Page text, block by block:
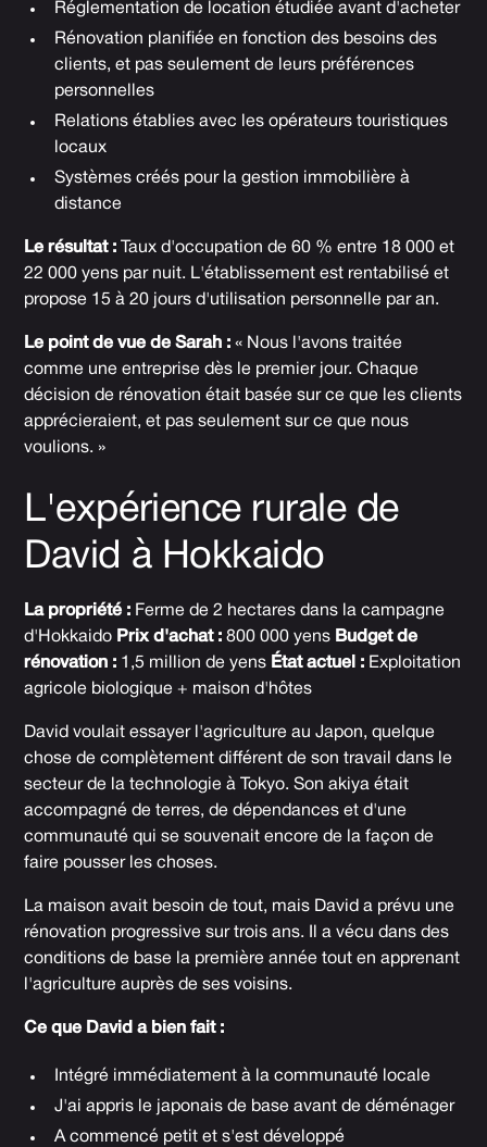
Réglementation de location étudiée avant d'acheter
Rénovation planifiée en fonction des besoins des
clients, et pas seulement de leurs préférences
personnelles
Relations établies avec les opérateurs touristiques
locaux
Systèmes créés pour la gestion immobilière à
distance
Le résultat : Taux d'occupation de 60 % entre 18 000 et
22 000 yens par nuit. L'établissement est rentabilisé et
propose 15 à 20 jours d'utilisation personnelle par an.
Le point de vue de Sarah : « Nous l'avons traitée
comme une entreprise dès le premier jour. Chaque
décision de rénovation était basée sur ce que les clients
apprécieraient, et pas seulement sur ce que nous
voulions. »
L'expérience rurale de
David à Hokkaido
La propriété : Ferme de 2 hectares dans la campagne
d'Hokkaido Prix d'achat : 800 000 yens Budget de
rénovation : 1,5 million de yens État actuel : Exploitation
agricole biologique + maison d'hôtes
David voulait essayer l'agriculture au Japon, quelque
chose de complètement différent de son travail dans le
secteur de la technologie à Tokyo. Son akiya était
accompagné de terres, de dépendances et d'une
communauté qui se souvenait encore de la façon de
faire pousser les choses.
La maison avait besoin de tout, mais David a prévu une
rénovation progressive sur trois ans. Il a vécu dans des
conditions de base la première année tout en apprenant
l'agriculture auprès de ses voisins.
Ce que David a bien fait :
Intégré immédiatement à la communauté locale
J'ai appris le japonais de base avant de déménager
A commencé petit et s'est développé